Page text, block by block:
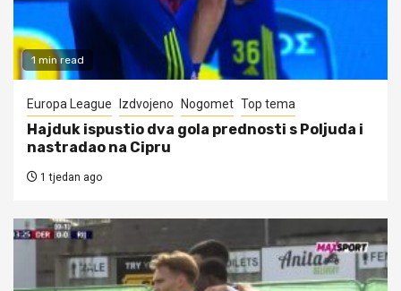
1 min read
Europa League Izdvojeno Nogomet Top tema
Hajduk ispustio dva gola prednosti s Poljuda i
nastradao na Cipru
1 tjedan ago